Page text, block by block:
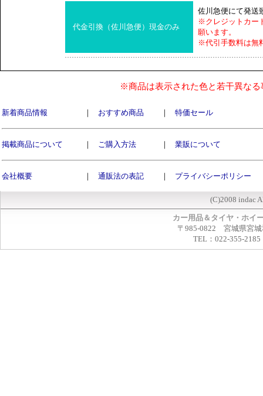
代金引換（佐川急便）現金のみ
佐川急便にて発送
※クレジットカー
願います。
※代引手数料は無
※商品は表示された色と若干異な
新着商品情報 ｜ おすすめ商品 ｜ 特価セール
掲載商品について ｜ ご購入方法 ｜ 業販について
会社概要 ｜ 通販法の表記 ｜ プライバシーポリシー
(C)2008 indac
カー用品＆タイヤ・ホイ
〒985-0822 宮城県宮城
TEL：022-355-